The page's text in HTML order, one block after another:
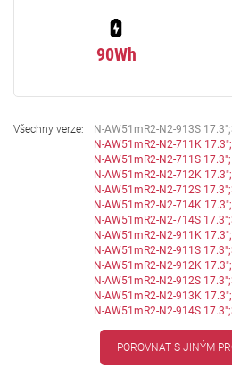
90Wh
Všechny verze:
N-AW51mR2-N2-913S
N-AW51mR2-N2-711K
N-AW51mR2-N2-711S
N-AW51mR2-N2-712K
N-AW51mR2-N2-712S
N-AW51mR2-N2-714K
N-AW51mR2-N2-714S
N-AW51mR2-N2-911K
N-AW51mR2-N2-911S
N-AW51mR2-N2-912K
N-AW51mR2-N2-912S
N-AW51mR2-N2-913K
N-AW51mR2-N2-914S
POROVNAT S JINÝM